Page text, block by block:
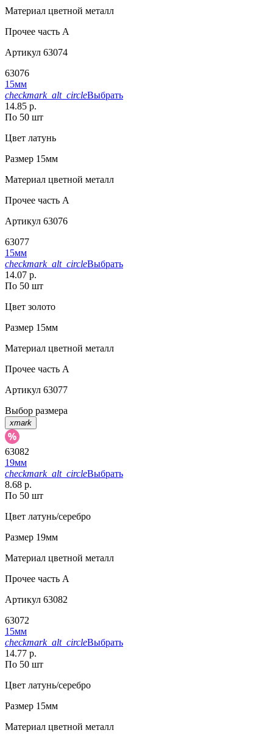
Материал цветной металл
Прочее часть A
Артикул 63074
63076
15мм
checkmark_alt_circleВыбрать
14.85 р.
По 50 шт
Цвет латунь
Размер 15мм
Материал цветной металл
Прочее часть A
Артикул 63076
63077
15мм
checkmark_alt_circleВыбрать
14.07 р.
По 50 шт
Цвет золото
Размер 15мм
Материал цветной металл
Прочее часть A
Артикул 63077
Выбор размера
xmark
63082
19мм
checkmark_alt_circleВыбрать
8.68 р.
По 50 шт
Цвет латунь/серебро
Размер 19мм
Материал цветной металл
Прочее часть A
Артикул 63082
63072
15мм
checkmark_alt_circleВыбрать
14.77 р.
По 50 шт
Цвет латунь/серебро
Размер 15мм
Материал цветной металл